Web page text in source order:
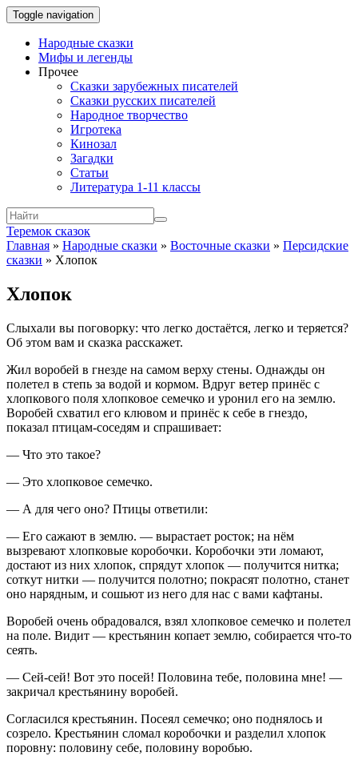
Toggle navigation
Народные сказки
Мифы и легенды
Прочее
Сказки зарубежных писателей
Сказки русских писателей
Народное творчество
Игротека
Кинозал
Загадки
Статьи
Литература 1-11 классы
Теремок сказок
Главная » Народные сказки » Восточные сказки » Персидские
сказки » Хлопок
Хлопок
Слыхали вы поговорку: что легко достаётся, легко и теряется?
Об этом вам и сказка расскажет.
Жил воробей в гнезде на самом верху стены. Однажды он
полетел в степь за водой и кормом. Вдруг ветер принёс с
хлопкового поля хлопковое семечко и уронил его на землю.
Воробей схватил его клювом и принёс к себе в гнездо,
показал птицам-соседям и спрашивает:
— Что это такое?
— Это хлопковое семечко.
— А для чего оно? Птицы ответили:
— Его сажают в землю. — вырастает росток; на нём
вызревают хлопковые коробочки. Коробочки эти ломают,
достают из них хлопок, спрядут хлопок — получится нитка;
соткут нитки — получится полотно; покрасят полотно, станет
оно нарядным, и сошьют из него для нас с вами кафтаны.
Воробей очень обрадовался, взял хлопковое семечко и полетел
на поле. Видит — крестьянин копает землю, собирается что-то
сеять.
— Сей-сей! Вот это посей! Половина тебе, половина мне! —
закричал крестьянину воробей.
Согласился крестьянин. Посеял семечко; оно поднялось и
созрело. Крестьянин сломал коробочки и разделил хлопок
поровну: половину себе, половину воробью.